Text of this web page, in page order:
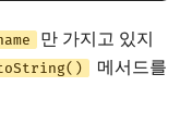
만 가지고 있지
메서드를